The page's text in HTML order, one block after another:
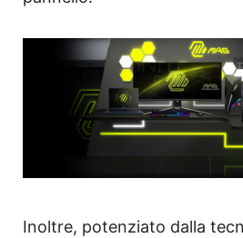
Inoltre, potenziato dalla